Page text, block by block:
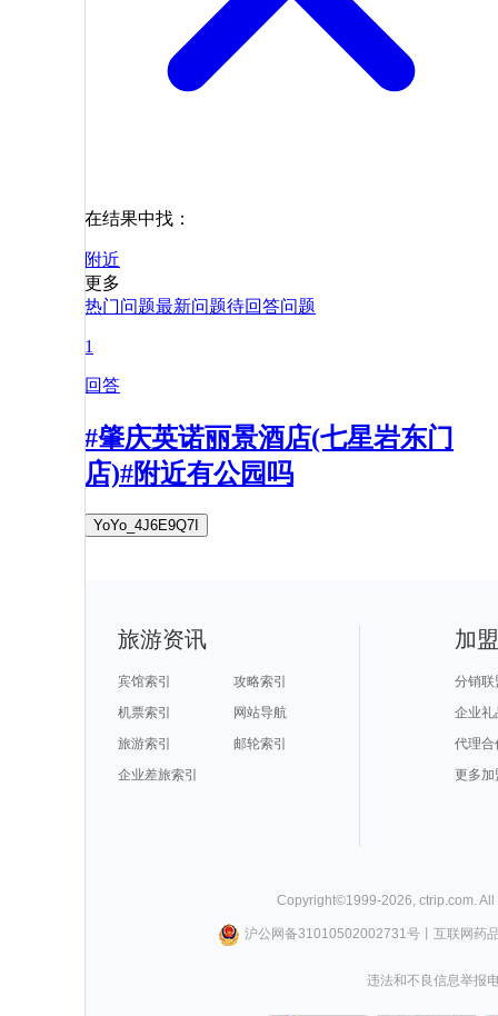
在结果中找：
附近
更多
热门问题最新问题待回答问题
1
回答
#肇庆英诺丽景酒店(七星岩东门
店)#附近有公园吗
YoYo_4J6E9Q7I
旅游资讯
宾馆索引
攻略索引
机票索引
网站导航
旅游索引
邮轮索引
企业差旅索引
加
分销联
企业礼
代理合
更多加
Copyright©1999-2026 ctrip.com .
沪公网备31010502002731号丨 互联网药
违法和不良信息举报